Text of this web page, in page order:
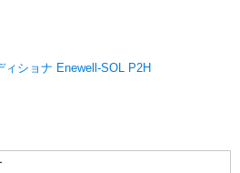
ショナ Enewell-SOL P2H